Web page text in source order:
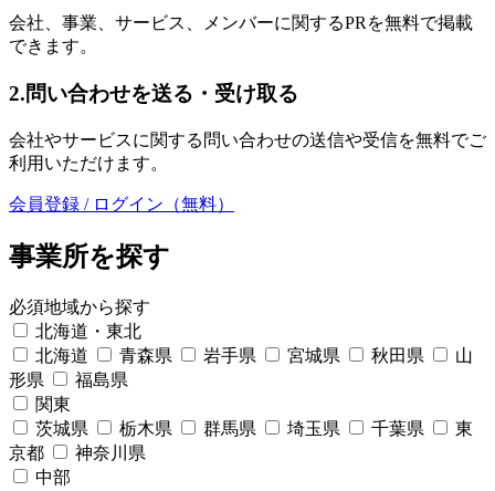
会社、事業、サービス、メンバーに関するPRを無料で掲載
できます。
2.問い合わせを送る・受け取る
会社やサービスに関する問い合わせの送信や受信を無料でご
利用いただけます。
会員登録 / ログイン（無料）
事業所を探す
必須地域から探す
北海道・東北
北海道
青森県 岩手県 宮城県 秋田県
山
形県
福島県
関東
茨城県
栃木県 群馬県 埼玉県 千葉県
東
京都
神奈川県
中部